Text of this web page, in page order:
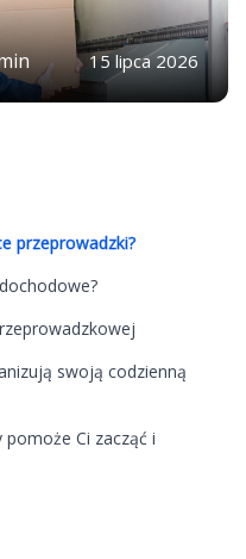
15 lipca 2026
przeprowadzki?
swoją codzienną
Ci zacząć i